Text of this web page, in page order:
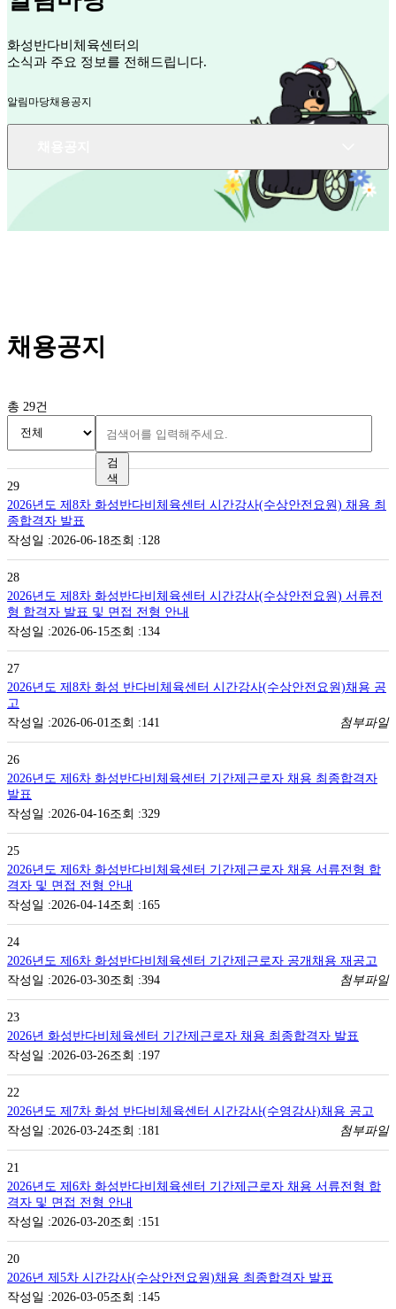
화성반다비체육센터의
소식과 주요 정보를 전해드립니다.
알림마당채용공지
채용공지
총 29건
검
색
29
2026년도 제8차 화성반다비체육센터 시간강사(수상안전요원) 채용 최
종합격자 발표
2026-06-18
128
28
2026년도 제8차 화성반다비체육센터 시간강사(수상안전요원) 서류전
형 합격자 발표 및 면접 전형 안내
2026-06-15
134
27
2026년도 제8차 화성 반다비체육센터 시간강사(수상안전요원)채용 공
고
첨부파일
2026-06-01 141
26
2026년도 제6차 화성반다비체육센터 기간제근로자 채용 최종합격자
발표
2026-04-16
329
25
2026년도 제6차 화성반다비체육센터 기간제근로자 채용 서류전형 합
격자 및 면접 전형 안내
2026-04-14
165
24
2026년도 제6차 화성반다비체육센터 기간제근로자 공개채용 재공고
첨부파일
2026-03-30 394
23
2026년 화성반다비체육센터 기간제근로자 채용 최종합격자 발표
2026-03-26
197
22
2026년도 제7차 화성 반다비체육센터 시간강사(수영강사)채용 공고
첨부파일
2026-03-24 181
21
2026년도 제6차 화성반다비체육센터 기간제근로자 채용 서류전형 합
격자 및 면접 전형 안내
2026-03-20
151
20
2026년 제5차 시간강사(수상안전요원)채용 최종합격자 발표
2026-03-05
145